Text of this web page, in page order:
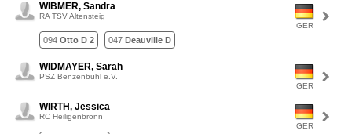
GER
WIBMER, Sandra
RA TSV Altensteig
094 Otto D 2 047 Deauville D
GER
WIDMAYER, Sarah
PSZ Benzenbühl e.V.
GER
WIRTH, Jessica
RC Heiligenbronn